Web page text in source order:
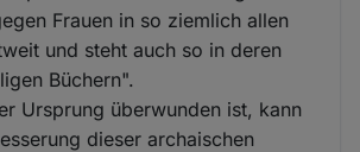
Frauen in so ziemlich allen
und steht auch so in deren
Büchern".
Ursprung überwunden ist, kann
dieser archaischen